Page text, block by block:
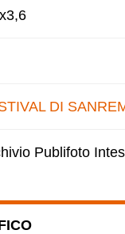
DI
Publifoto